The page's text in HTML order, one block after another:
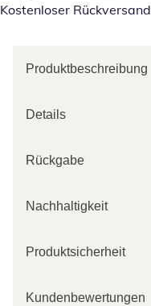
Kostenloser Rückversand
Produktbeschreibung
Details
Rückgabe
Nachhaltigkeit
Produktsicherheit
Kundenbewertungen